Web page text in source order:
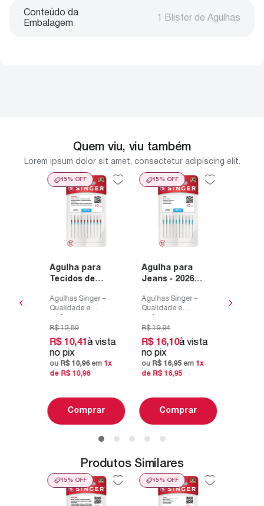
Conteúdo da
Embalagem
1 Blister de Agulhas
Quem viu, viu também
Lorem ipsum dolor sit amet, consectetur adipiscing elit.
15% OFF
Agulha para
Tecidos de
Blister com 10
unidades
Agulhas Singer –
Qualidade e
suas costuras
As agulhas Singer
são desenvolvidas
com a excelênci...
R$ 12,89
R$ 10,41à vista
no pix
ou R$ 10,96em 1x
de R$ 10,96
Comprar
15% OFF
Agulha para
Jeans - 2026
un
Agulhas Singer –
Qualidade e
suas costuras
As agulhas Singer
são desenvolvidas
com a excelênci...
R$ 19,94
R$ 16,10à vista
no pix
ou R$ 16,95em 1 x
de R$ 16,95
Comprar
Produtos Similares
15% OFF 15% OFF